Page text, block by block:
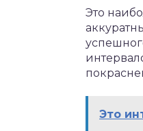
Это
Это